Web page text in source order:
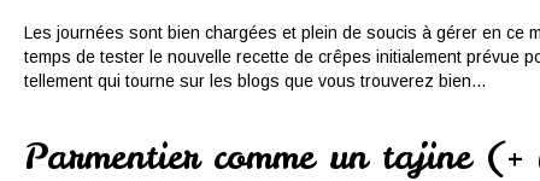
Les journées sont bien chargées et plein de soucis à gérer en ce
temps de tester le nouvelle recette de crêpes initialement prévue
tellement qui tourne sur les blogs que vous trouverez bien...
Parmentier comme un tajine (+